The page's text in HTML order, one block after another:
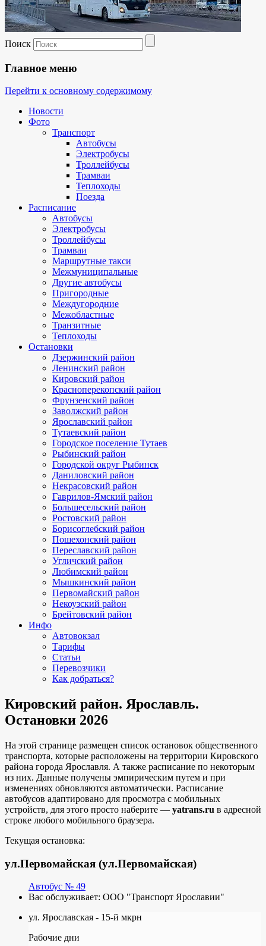
Поиск
Главное меню
Перейти к основному содержимому
Новости
Фото
Транспорт
Автобусы
Электробусы
Троллейбусы
Трамваи
Теплоходы
Поезда
Расписание
Автобусы
Электробусы
Троллейбусы
Трамваи
Маршрутные такси
Межмуниципальные
Другие автобусы
Пригородные
Междугородние
Межобластные
Транзитные
Теплоходы
Остановки
Дзержинский район
Ленинский район
Кировский район
Красноперекопский район
Фрунзенский район
Заволжский район
Ярославский район
Тутаевский район
Городское поселение Тутаев
Рыбинский район
Городской округ Рыбинск
Даниловский район
Некрасовский район
Гаврилов-Ямский район
Большесельский район
Ростовский район
Борисоглебский район
Пошехонский район
Переславский район
Угличский район
Любимский район
Мышкинский район
Первомайский район
Некоузский район
Брейтовский район
Инфо
Автовокзал
Тарифы
Статьи
Перевозчики
Как добраться?
Кировский район. Ярославль.
Остановки 2026
На этой странице размещен список остановок общественного
транспорта, которые расположены на территории Кировского
района города Ярославля. А также расписание по некоторым
из них. Данные получены эмпирическим путем и при
изменениях обновляются автоматически. Расписание
автобусов адаптировано для просмотра с мобильных
устройств, для этого просто наберите — yatrans.ru в адресной
строке любого мобильного браузера.
Текущая остановка:
ул.Первомайская (ул.Первомайская)
Автобус № 49
Вас обслуживает: ООО "Транспорт Ярославии"
ул. Ярославская - 15-й мкрн
Рабочие дни